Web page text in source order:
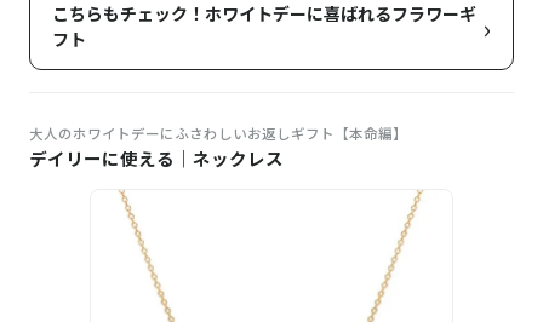
こちらもチェック！ホワイトデーに喜ばれるフラワーギ
フト
›
大人のホワイトデーにふさわしいお返しギフト【本命編】
デイリーに使える｜ネックレス